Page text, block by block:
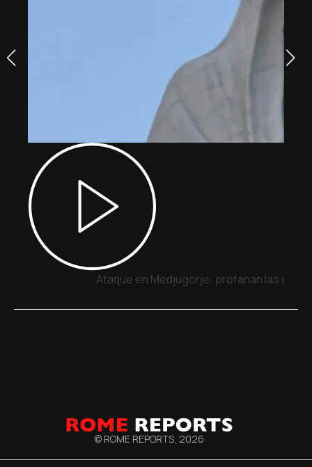
Ataque en Medjugorje: profanan las
© ROME REPORTS, 2026